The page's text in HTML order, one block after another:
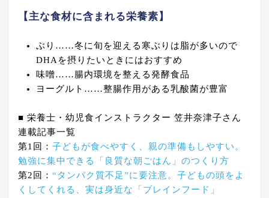
【主な食材に含まれる栄養素】
ぶり……冬に旬を迎える寒ぶりは脂が多いので
DHAを摂りたいときにはおすすめ
味噌……腸内環境を整える発酵食品
ヨーグルト……整腸作用がある乳酸菌が豊富
■ 栄養士・幼児食インストラクター 笠井奈津子さん
連載記事一覧
第1回： 子どもが食べやすく、親の準備もしやすい。
勉強に集中できる「良質な朝ごはん」のつくり方
第2回： “タンパク質不足”に要注意。子どもの頭をよ
くしてくれる、実は身近な「ブレインフード」